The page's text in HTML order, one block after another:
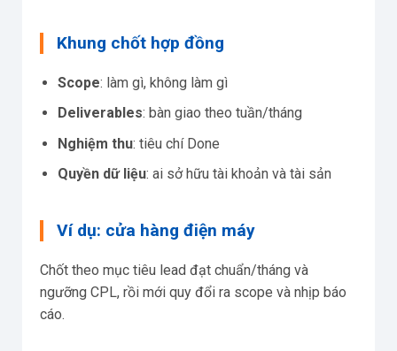
Khung chốt hợp đồng
Scope: làm gì, không làm gì
Deliverables: bàn giao theo tuần/tháng
Nghiệm thu: tiêu chí Done
Quyền dữ liệu: ai sở hữu tài khoản và tài sản
Ví dụ: cửa hàng điện máy
Chốt theo mục tiêu lead đạt chuẩn/tháng và
ngưỡng CPL, rồi mới quy đổi ra scope và nhịp báo
cáo.